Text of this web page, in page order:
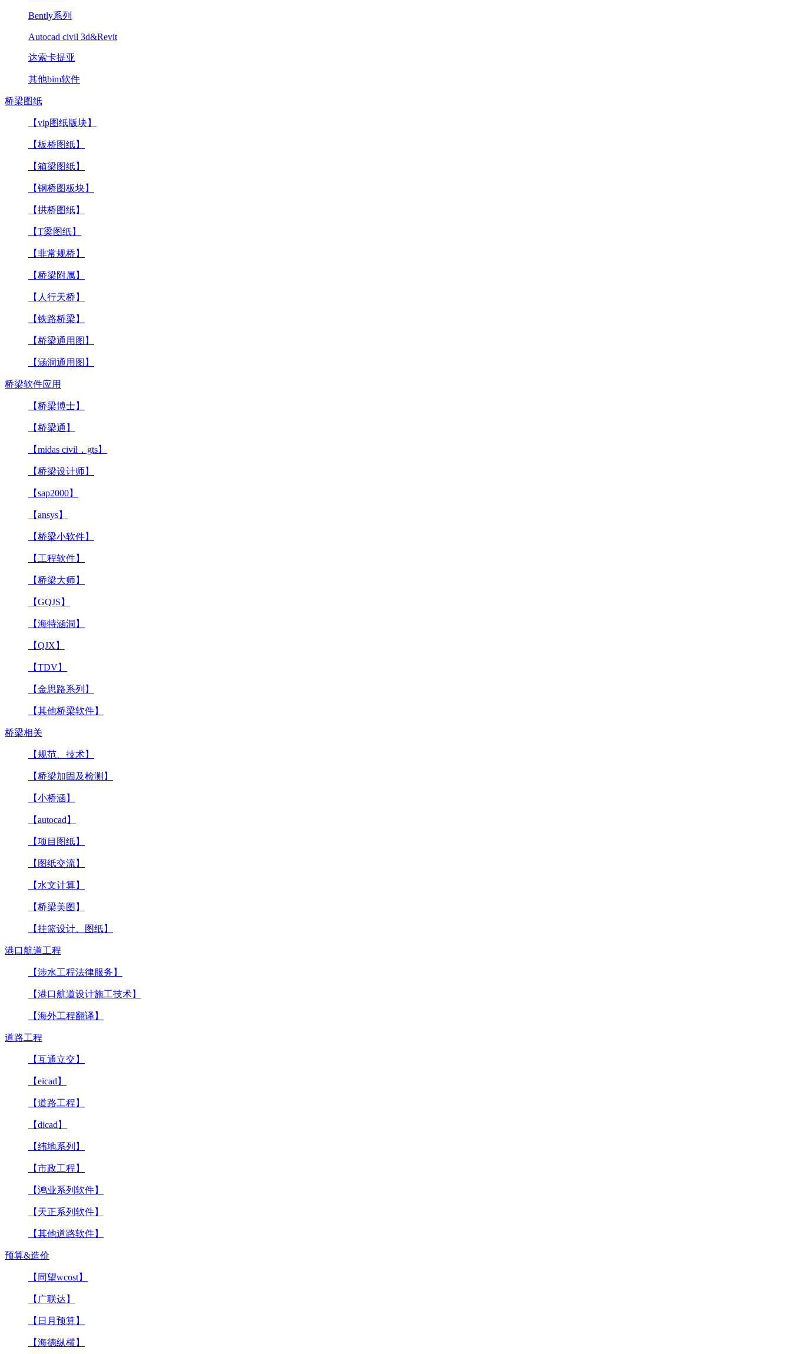
Bently系列
Autocad civil 3d&Revit
达索卡提亚
其他bim软件
桥梁图纸
【vip图纸版块】
【板桥图纸】
【箱梁图纸】
【钢桥图板块】
【拱桥图纸】
【T梁图纸】
【非常规桥】
【桥梁附属】
【人行天桥】
【铁路桥梁】
【桥梁通用图】
【涵洞通用图】
桥梁软件应用
【桥梁博士】
【桥梁通】
【midas civil，gts】
【桥梁设计师】
【sap2000】
【ansys】
【桥梁小软件】
【工程软件】
【桥梁大师】
【GQJS】
【海特涵洞】
【QJX】
【TDV】
【金思路系列】
【其他桥梁软件】
桥梁相关
【规范、技术】
【桥梁加固及检测】
【小桥涵】
【autocad】
【项目图纸】
【图纸交流】
【水文计算】
【桥梁美图】
【挂篮设计、图纸】
港口航道工程
【涉水工程法律服务】
【港口航道设计施工技术】
【海外工程翻译】
道路工程
【互通立交】
【eicad】
【道路工程】
【dicad】
【纬地系列】
【市政工程】
【鸿业系列软件】
【天正系列软件】
【其他道路软件】
预算&造价
【同望wcost】
【广联达】
【日月预算】
【海德纵横】